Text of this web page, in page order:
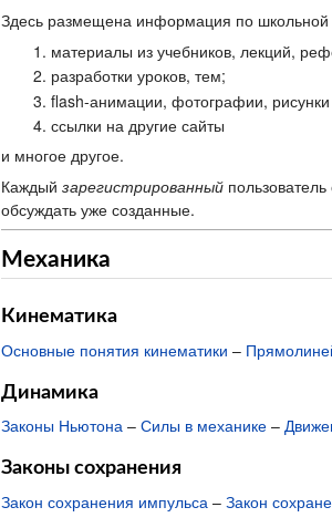
Здесь размещена информация по школьной
материалы из учебников, лекций,
разработки уроков, тем;
flash-анимации, фотографии,
ссылки на другие сайты
и многое другое.
Каждый зарегистрированный
обсуждать уже созданные.
Механика
Кинематика
Основные понятия кинематики –
Динамика
Законы Ньютона – Силы в механике –
Законы сохранения
Закон сохранения импульса – Закон